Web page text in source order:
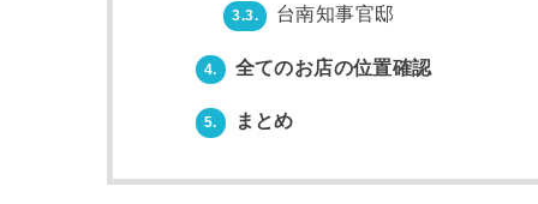
3.3. 台南知事官邸
4. 全てのお店の位置確認
5. まとめ